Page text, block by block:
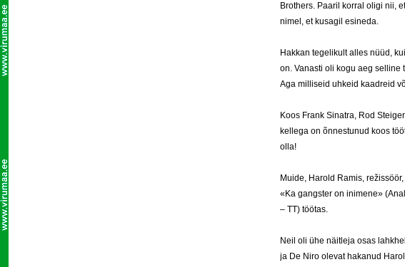
Brothers. Paaril korral oligi nii,
nimel, et kusagil esineda.
Hakkan tegelikult alles nüüd,
on. Vanasti oli kogu aeg selline
Aga milliseid uhkeid kaadreid
Koos Frank Sinatra, Rod
kellega on õnnestunud koos
olla!
Muide, Harold Ramis,
«Ka gangster on inimene»
– TT) töötas.
Neil oli ühe näitleja osas
ja De Niro olevat hakanud